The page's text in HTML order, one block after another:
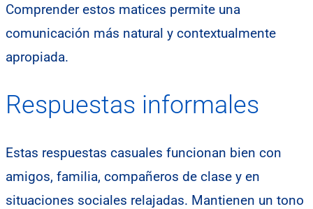
Comprender estos matices permite una
comunicación más natural y contextualmente
apropiada.
Respuestas informales
Estas respuestas casuales funcionan bien con
amigos, familia, compañeros de clase y en
situaciones sociales relajadas. Mantienen un tono